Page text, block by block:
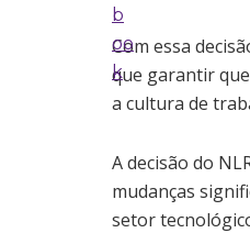
Com essa
que garantir
a cultura de
A decisão do
mudanças
setor